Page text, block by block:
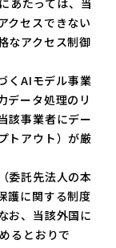
あたっては、当
クセスできない
なアクセス制御
くAIモデル事業
データ処理のリ
該事業者にデー
トアウト）が厳
委託先法人の本
護に関する制度
お、当該外国に
るとおりで